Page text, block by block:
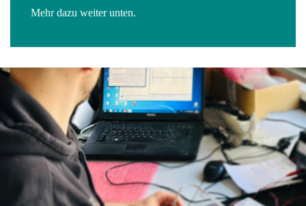
Mehr dazu weiter unten.